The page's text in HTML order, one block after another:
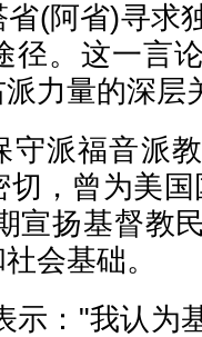
(阿省)寻求
径。这一言
力量的深层
守派福音派
，曾为美
宣扬基督教
会基础。
示："我认为